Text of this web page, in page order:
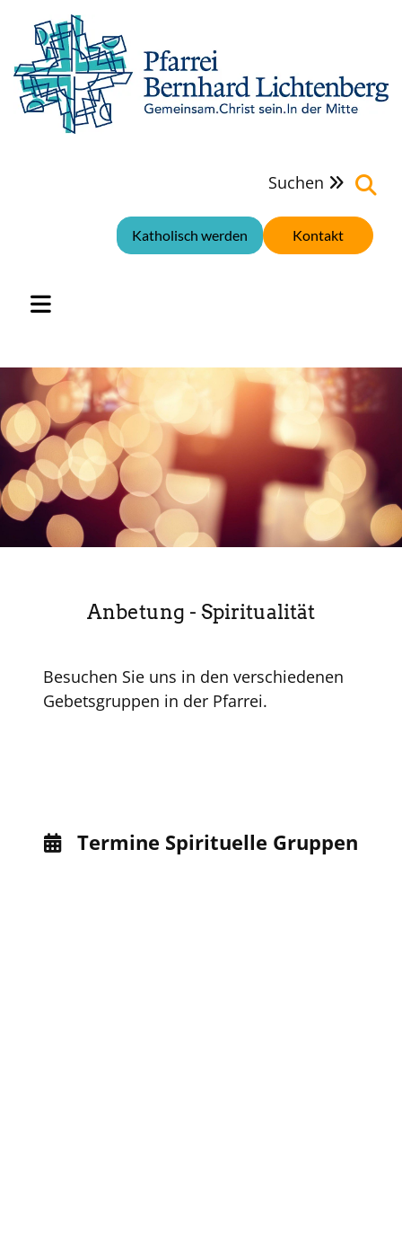
Suchen 
Kontakt
Katholisch werden
Anbetung - Spiritualität
Besuchen Sie uns in den verschiedenen
Gebetsgruppen in der Pfarrei.
Termine Spirituelle Gruppen